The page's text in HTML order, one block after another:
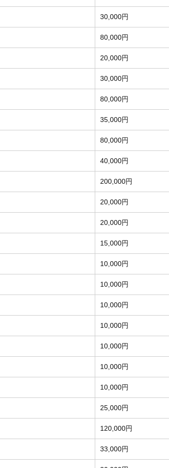
30,000円
80,000円
20,000円
30,000円
80,000円
35,000円
80,000円
40,000円
200,000円
20,000円
20,000円
15,000円
10,000円
10,000円
10,000円
10,000円
10,000円
10,000円
10,000円
25,000円
120,000円
33,000円